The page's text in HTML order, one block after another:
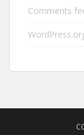
Comments